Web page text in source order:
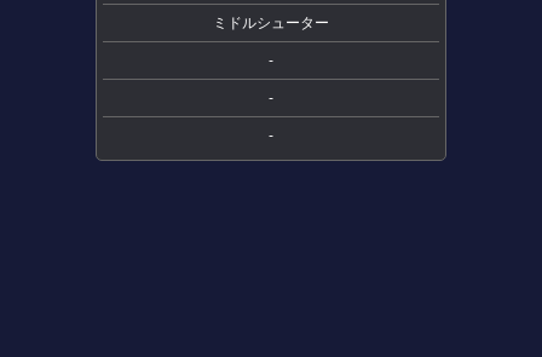
ミドルシューター
-
-
-